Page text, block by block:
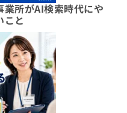
所がAI検索時代にや
こと